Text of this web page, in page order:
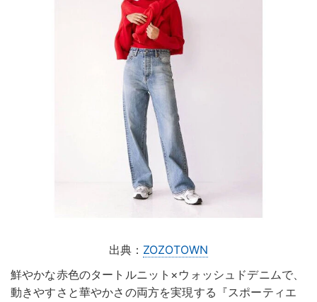
出典： ZOZOTOWN
鮮やかな赤色のタートルニット×ウォッシュドデニムで、
動きやすさと華やかさの両方を実現する『スポーティエ